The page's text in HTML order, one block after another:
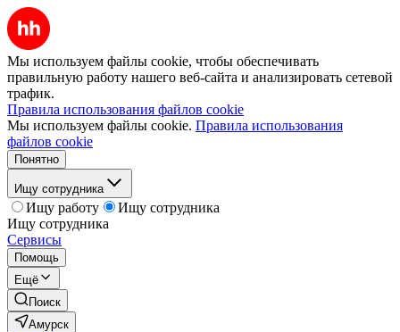
Мы используем файлы cookie, чтобы обеспечивать
правильную работу нашего веб-сайта и анализировать сетевой
трафик.
Правила использования файлов cookie
Мы используем файлы cookie. Правила использования
файлов cookie
Понятно
Ищу сотрудника
Ищу работу
Ищу сотрудника
Ищу сотрудника
Сервисы
Помощь
Ещё
Поиск
Амурск